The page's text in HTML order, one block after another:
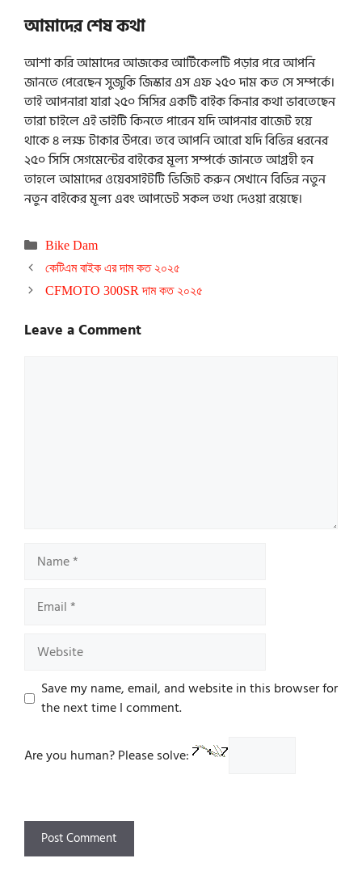
আমাদের শেষ কথা
আশা করি আমাদের আজকের আর্টিকেলটি পড়ার পরে আপনি
জানতে পেরেছেন সুজুকি জিস্কার এস এফ ২৫০ দাম কত সে সম্পর্কে।
তাই আপনারা যারা ২৫০ সিসির একটি বাইক কিনার কথা ভাবতেছেন
তারা চাইলে এই ভাইটি কিনতে পারেন যদি আপনার বাজেট হয়ে
থাকে ৪ লক্ষ টাকার উপরে। তবে আপনি আরো যদি বিভিন্ন ধরনের
২৫০ সিসি সেগমেন্টের বাইকের মূল্য সম্পর্কে জানতে আগ্রহী হন
তাহলে আমাদের ওয়েবসাইটটি ভিজিট করুন সেখানে বিভিন্ন নতুন
নতুন বাইকের মূল্য এবং আপডেট সকল তথ্য দেওয়া রয়েছে।
Categories
Bike Dam
কেটিএম বাইক এর দাম কত ২০২৫
CFMOTO 300SR দাম কত ২০২৫
Leave a Comment
Name
Email
Website
Save my name, email, and website in this browser for
the next time I comment.
Are you human? Please solve: